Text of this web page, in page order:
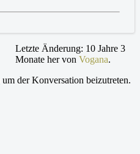
Letzte Änderung: 10 Jahre 3
Monate her von Vogana.
um der Konversation beizutreten.